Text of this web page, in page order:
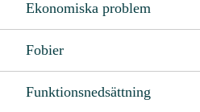
Ekonomiska problem
Fobier
Funktionsnedsättning